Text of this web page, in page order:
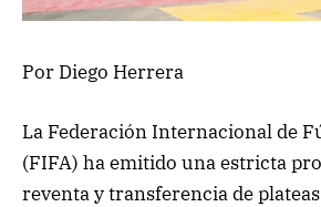
Por Diego Herrera
La Federación Internacional de
(FIFA) ha emitido una estricta
reventa y transferencia de